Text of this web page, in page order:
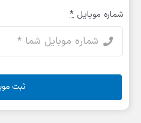
شماره موبایل *
ثبت